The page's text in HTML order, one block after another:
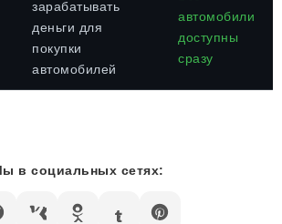
зарабатывать
деньги для
покупки
автомобилей
автомобили
доступны
сразу
в социальных сетях: